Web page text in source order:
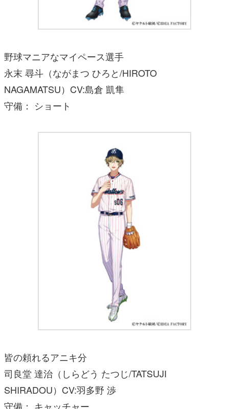
野球マニアなマイペース選手
永末 尋斗（ながまつ ひろと/HIROTO
NAGAMATSU）CV:島倉 凱隼
守備： ショート
皆の頼れるアニキ分
司良堂 達治（しらどう たつじ/TATSUJI
SHIRADOU）CV:羽多野 渉
守備： キャッチャー